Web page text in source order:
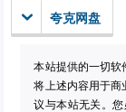
夸克网盘
本站提供的一切软
将上述内容用于商
议与本站无关。